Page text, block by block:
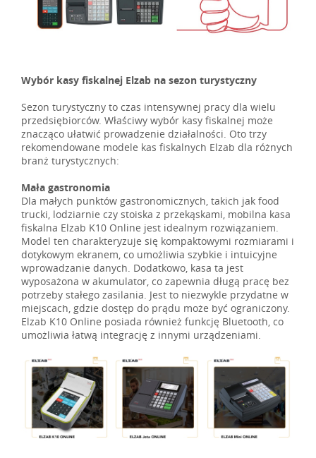
Wybór kasy fiskalnej Elzab na sezon turystyczny
Sezon turystyczny to czas intensywnej pracy dla wielu
przedsiębiorców. Właściwy wybór kasy fiskalnej może
znacząco ułatwić prowadzenie działalności. Oto trzy
rekomendowane modele kas fiskalnych Elzab dla różnych
branż turystycznych:
Mała gastronomia
Dla małych punktów gastronomicznych, takich jak food
trucki, lodziarnie czy stoiska z przekąskami, mobilna kasa
fiskalna Elzab K10 Online jest idealnym rozwiązaniem.
Model ten charakteryzuje się kompaktowymi rozmiarami i
dotykowym ekranem, co umożliwia szybkie i intuicyjne
wprowadzanie danych. Dodatkowo, kasa ta jest
wyposażona w akumulator, co zapewnia długą pracę bez
potrzeby stałego zasilania. Jest to niezwykle przydatne w
miejscach, gdzie dostęp do prądu może być ograniczony.
Elzab K10 Online posiada również funkcję Bluetooth, co
umożliwia łatwą integrację z innymi urządzeniami.